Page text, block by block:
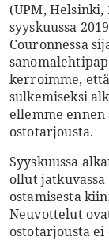
(UPM, Helsinki,
syyskuussa
Couronnessa
kerroimme,
sulkemiseksi
ellemme
ostotarjousta.
Syyskuussa
ollut
ostamisesta
Neuvottelut
ostotarjousta ei